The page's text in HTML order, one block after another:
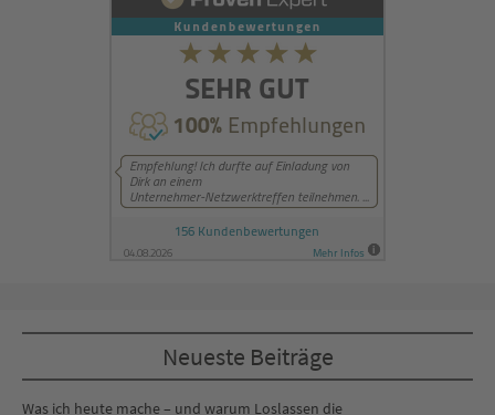
Neueste Beiträge
Was ich heute mache – und warum Loslassen die